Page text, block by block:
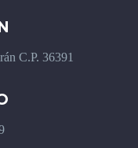
C.P. 36391